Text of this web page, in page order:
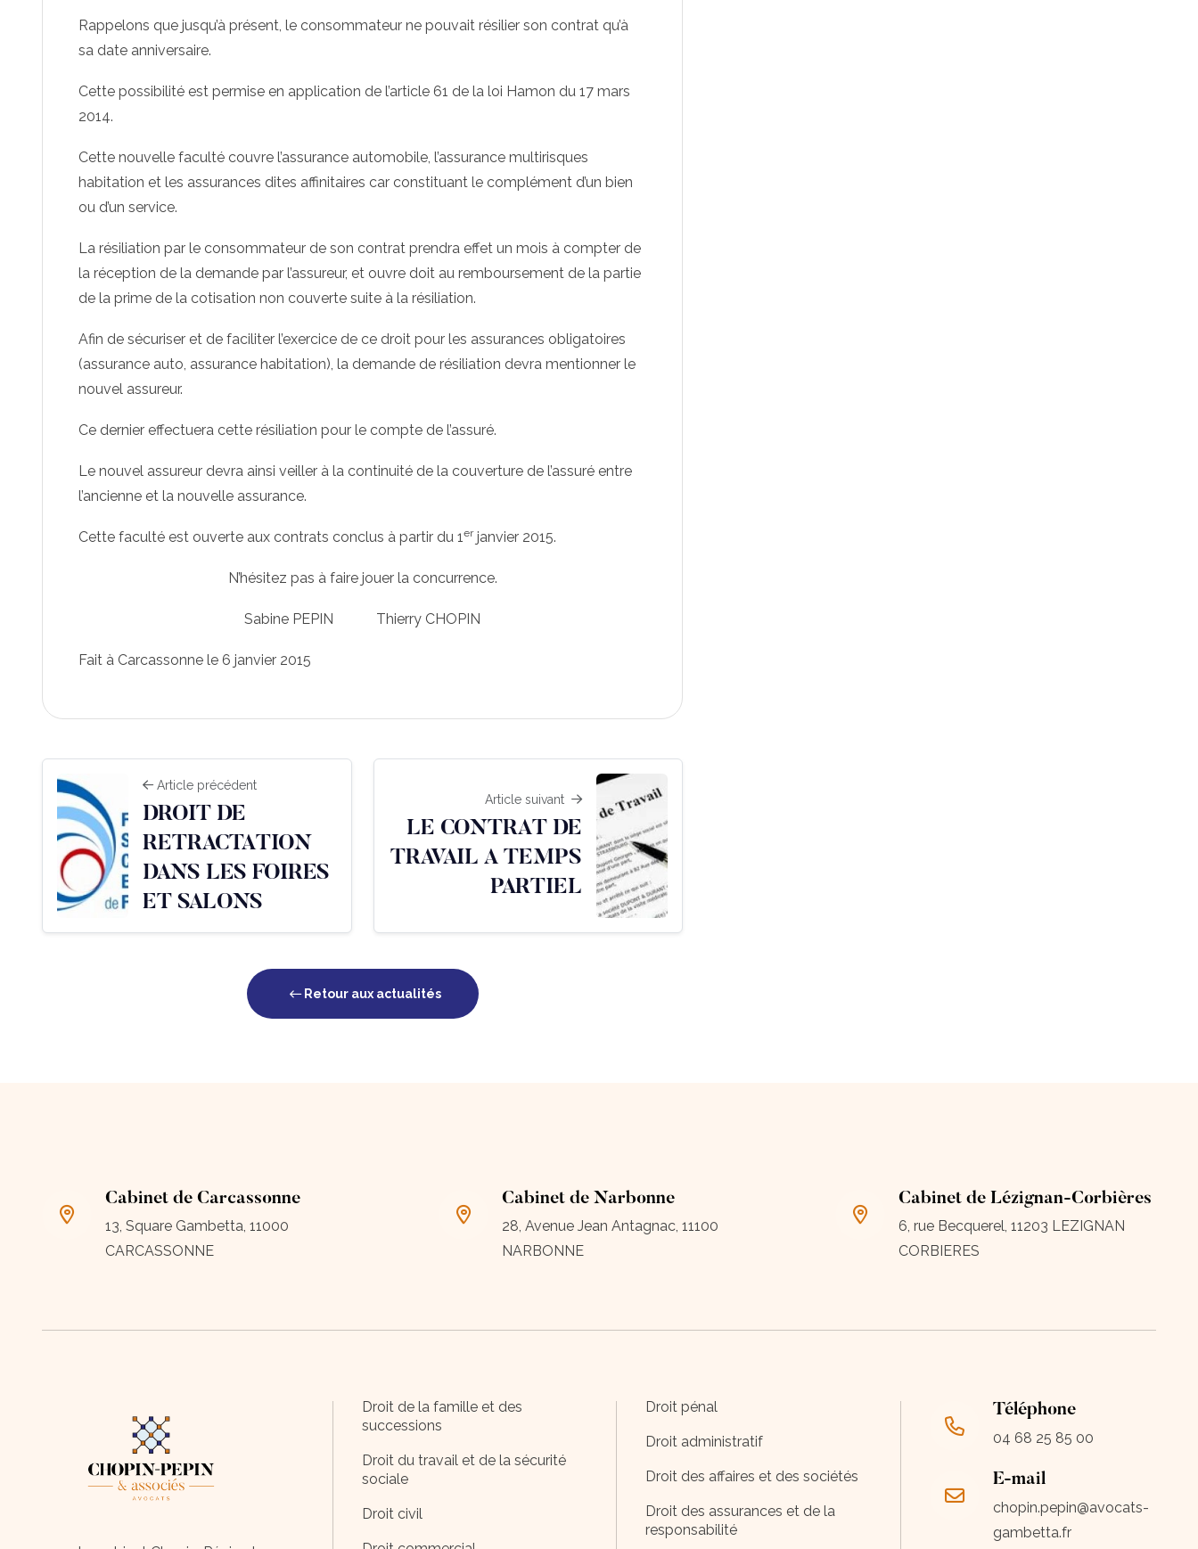
Rappelons que jusqu’à présent, le consommateur ne pouvait résilier son contrat qu’à
sa date anniversaire.
Cette possibilité est permise en application de l’article 61 de la loi Hamon du 17 mars
2014.
Cette nouvelle faculté couvre l’assurance automobile, l’assurance multirisques
habitation et les assurances dites affinitaires car constituant le complément d’un bien
ou d’un service.
La résiliation par le consommateur de son contrat prendra effet un mois à compter de
la réception de la demande par l’assureur, et ouvre doit au remboursement de la partie
de la prime de la cotisation non couverte suite à la résiliation.
Afin de sécuriser et de faciliter l’exercice de ce droit pour les assurances obligatoires
(assurance auto, assurance habitation), la demande de résiliation devra mentionner le
nouvel assureur.
Ce dernier effectuera cette résiliation pour le compte de l’assuré.
Le nouvel assureur devra ainsi veiller à la continuité de la couverture de l’assuré entre
l’ancienne et la nouvelle assurance.
Cette faculté est ouverte aux contrats conclus à partir du 1erjanvier 2015.
N’hésitez pas à faire jouer la concurrence.
Sabine PEPIN Thierry CHOPIN
Fait à Carcassonne le 6 janvier 2015
Article précédent
DROIT DE
RETRACTATION
DANS LES FOIRES
ET SALONS
Article suivant
LE CONTRAT DE
TRAVAIL A TEMPS
PARTIEL
Retour aux actualités
Cabinet de Carcassonne
13, Square Gambetta, 11000
CARCASSONNE
Cabinet de Narbonne
28, Avenue Jean Antagnac, 11100
NARBONNE
Cabinet de Lézignan-Corbières
6, rue Becquerel, 11203 LEZIGNAN
CORBIERES
Droit de la famille et des
successions
Droit du travail et de la sécurité
sociale
Droit civil
Droit pénal
Droit administratif
Droit des affaires et des sociétés
Droit des assurances et de la
responsabilité
Téléphone
04 68 25 85 00
E-mail
chopin.pepin@avocats-
gambetta.fr